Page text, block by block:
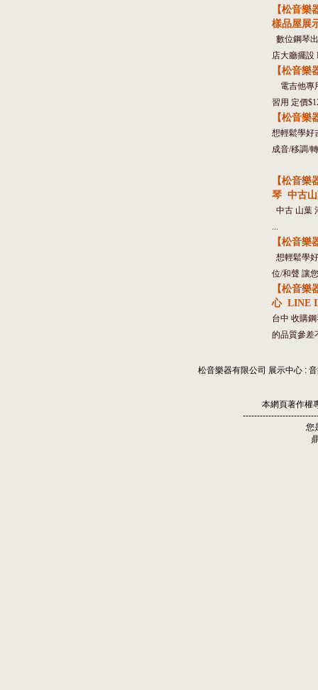
【松音
樣品屋展
數位鋼琴
店大廳擺設
【松音樂
電吉他專
習用 定價
【松音
想輕鬆學好
成音/移調/
【松音
琴 中古山
中古 山葉
...
【松音
想輕鬆學
位/和聲 讓
【松音
心 LINE
台中 收購
的品質參差
松音樂器有限公司 展示中心 :
本網頁著作權
您